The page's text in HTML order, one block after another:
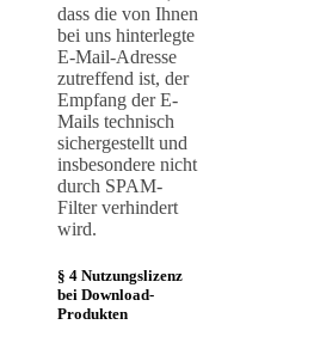
dass die von Ihnen
bei uns hinterlegte
E-Mail-Adresse
zutreffend ist, der
Empfang der E-
Mails technisch
sichergestellt und
insbesondere nicht
durch SPAM-
Filter verhindert
wird.
§ 4 Nutzungslizenz
bei Download-
Produkten